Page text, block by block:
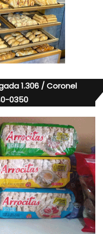
1.306 / Coronel
0350